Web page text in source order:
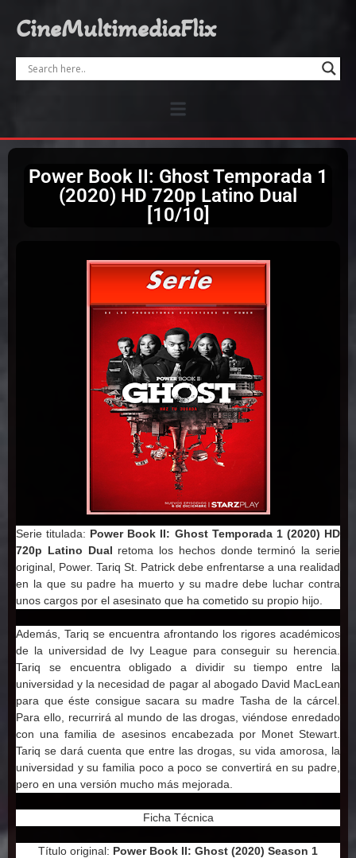
CineMultimediaFlix
Power Book II: Ghost Temporada 1
(2020) HD 720p Latino Dual
[10/10]
Serie titulada: Power Book II: Ghost Temporada 1 (2020) HD
720p Latino Dual retoma los hechos donde terminó la serie
original, Power. Tariq St. Patrick debe enfrentarse a una realidad
en la que su padre ha muerto y su madre debe luchar contra
unos cargos por el asesinato que ha cometido su propio hijo.
Además, Tariq se encuentra afrontando los rigores académicos
de la universidad de Ivy League para conseguir su herencia.
Tariq se encuentra obligado a dividir su tiempo entre la
universidad y la necesidad de pagar al abogado David MacLean
para que éste consigue sacara su madre Tasha de la cárcel.
Para ello, recurrirá al mundo de las drogas, viéndose enredado
con una familia de asesinos encabezada por Monet Stewart.
Tariq se dará cuenta que entre las drogas, su vida amorosa, la
universidad y su familia poco a poco se convertirá en su padre,
pero en una versión mucho más mejorada.
Ficha Técnica
Título original: Power Book II: Ghost (2020) Season 1